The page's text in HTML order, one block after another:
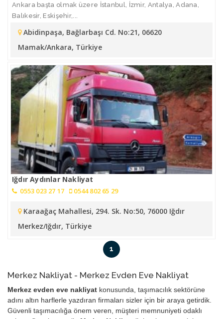
Ankara başta olmak üzere İstanbul, İzmir, Antalya, Adana,
Balıkesir, Eskişehir,...
Abidinpaşa, Bağlarbaşı Cd. No:21, 06620
Mamak/Ankara, Türkiye
Iğdır Aydınlar Nakliyat
0553 023 27 17 0544 802 65 29
Karaağaç Mahallesi, 294. Sk. No:50, 76000 Iğdır
Merkez/Iğdır, Türkiye
1
Merkez Nakliyat - Merkez Evden Eve Nakliyat
Merkez evden eve nakliyat konusunda, taşımacılık sektörüne
adını altın harflerle yazdıran firmaları sizler için bir araya getirdik.
Güvenli taşımacılığa önem veren, müşteri memnuniyeti odaklı